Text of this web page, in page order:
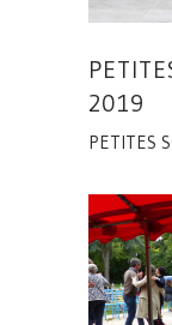
2019
PETITES